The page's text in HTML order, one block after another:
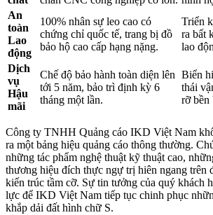
An
toàn
Lao
động
100% nhân sự leo cao có
chứng chỉ quốc tế, trang bị đồ
bảo hộ cao cấp hạng nặng.
Triển
ra bất
lao
Dịch
vụ
Hậu
mãi
Chế độ bảo hành toàn diện lên
tới 5 năm, bảo trì định kỳ 6
tháng một lần.
Biển
thái
rỡ bền
Công ty TNHH Quảng cáo IKD Việt Nam
ra một bảng hiệu quảng cáo thông thường.
những tác phẩm nghệ thuật kỹ thuật cao,
thương hiệu đích thực ngự trị hiên ngang trên
kiến trúc tầm cỡ. Sự tin tưởng của quý khách
lực để IKD Việt Nam tiếp tục chinh phục
khắp dải đất hình chữ S.